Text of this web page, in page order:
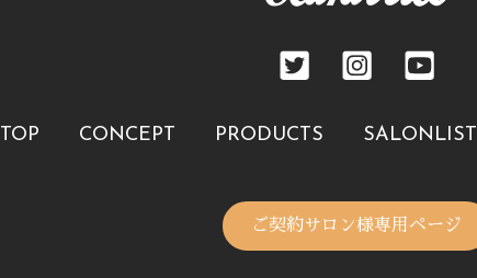
TOP CONCEPT PRODUCTS SALONLIST
ご契約サロン様専用ページ